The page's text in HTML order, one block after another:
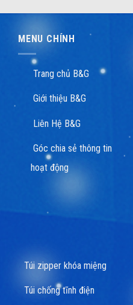
MENU CHÍNH
Trang chủ B&G
Giới thiệu B&G
Liên Hệ B&G
Góc chia sẻ thông tin
hoạt động
Túi zipper khóa miệng
Túi chống tĩnh điện